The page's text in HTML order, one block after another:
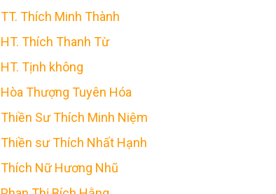
TT. Thích Minh Thành
HT. Thích Thanh Từ
HT. Tịnh không
Hòa Thượng Tuyên Hóa
Thiền Sư Thích Minh Niệm
Thiền sư Thích Nhất Hạnh
Thích Nữ Hương Nhũ